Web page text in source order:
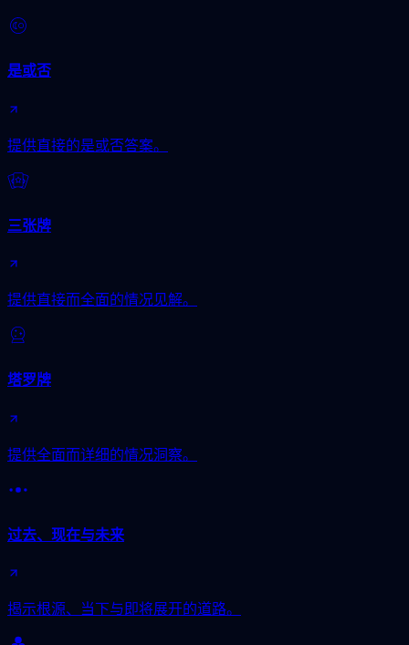
是或否
提供直接的是或否答案。
三张牌
提供直接而全面的情况见解。
塔罗牌
提供全面而详细的情况洞察。
过去、现在与未来
揭示根源、当下与即将展开的道路。